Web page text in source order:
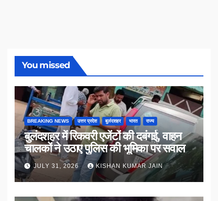
You missed
BREAKING NEWS उत्तर प्रदेश बुलंदशहर भारत राज्य
बुलंदशहर में रिकवरी एजेंटों की दबंगई, वाहन
चालकों ने उठाए पुलिस की भूमिका पर सवाल
JULY 31, 2026 KISHAN KUMAR JAIN